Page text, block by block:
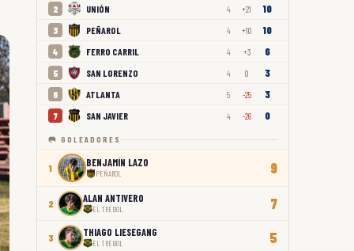
2 UNIÓN 4 +21 10
3 PEÑAROL 4 +10 10
4 FERRO CARRIL 4 +3 6
5 SAN LORENZO 4 0 3
6 ATLANTA 5 -25 3
7 SAN JAVIER 4 -26 0
🥅 GOLEADORES
1 BENJAMÍN LAZO
PEÑAROL 9
2 ALAN ANTIVERO
EL TRÉBOL 7
3 THIAGO LIESEGANG
EL TRÉBOL 5